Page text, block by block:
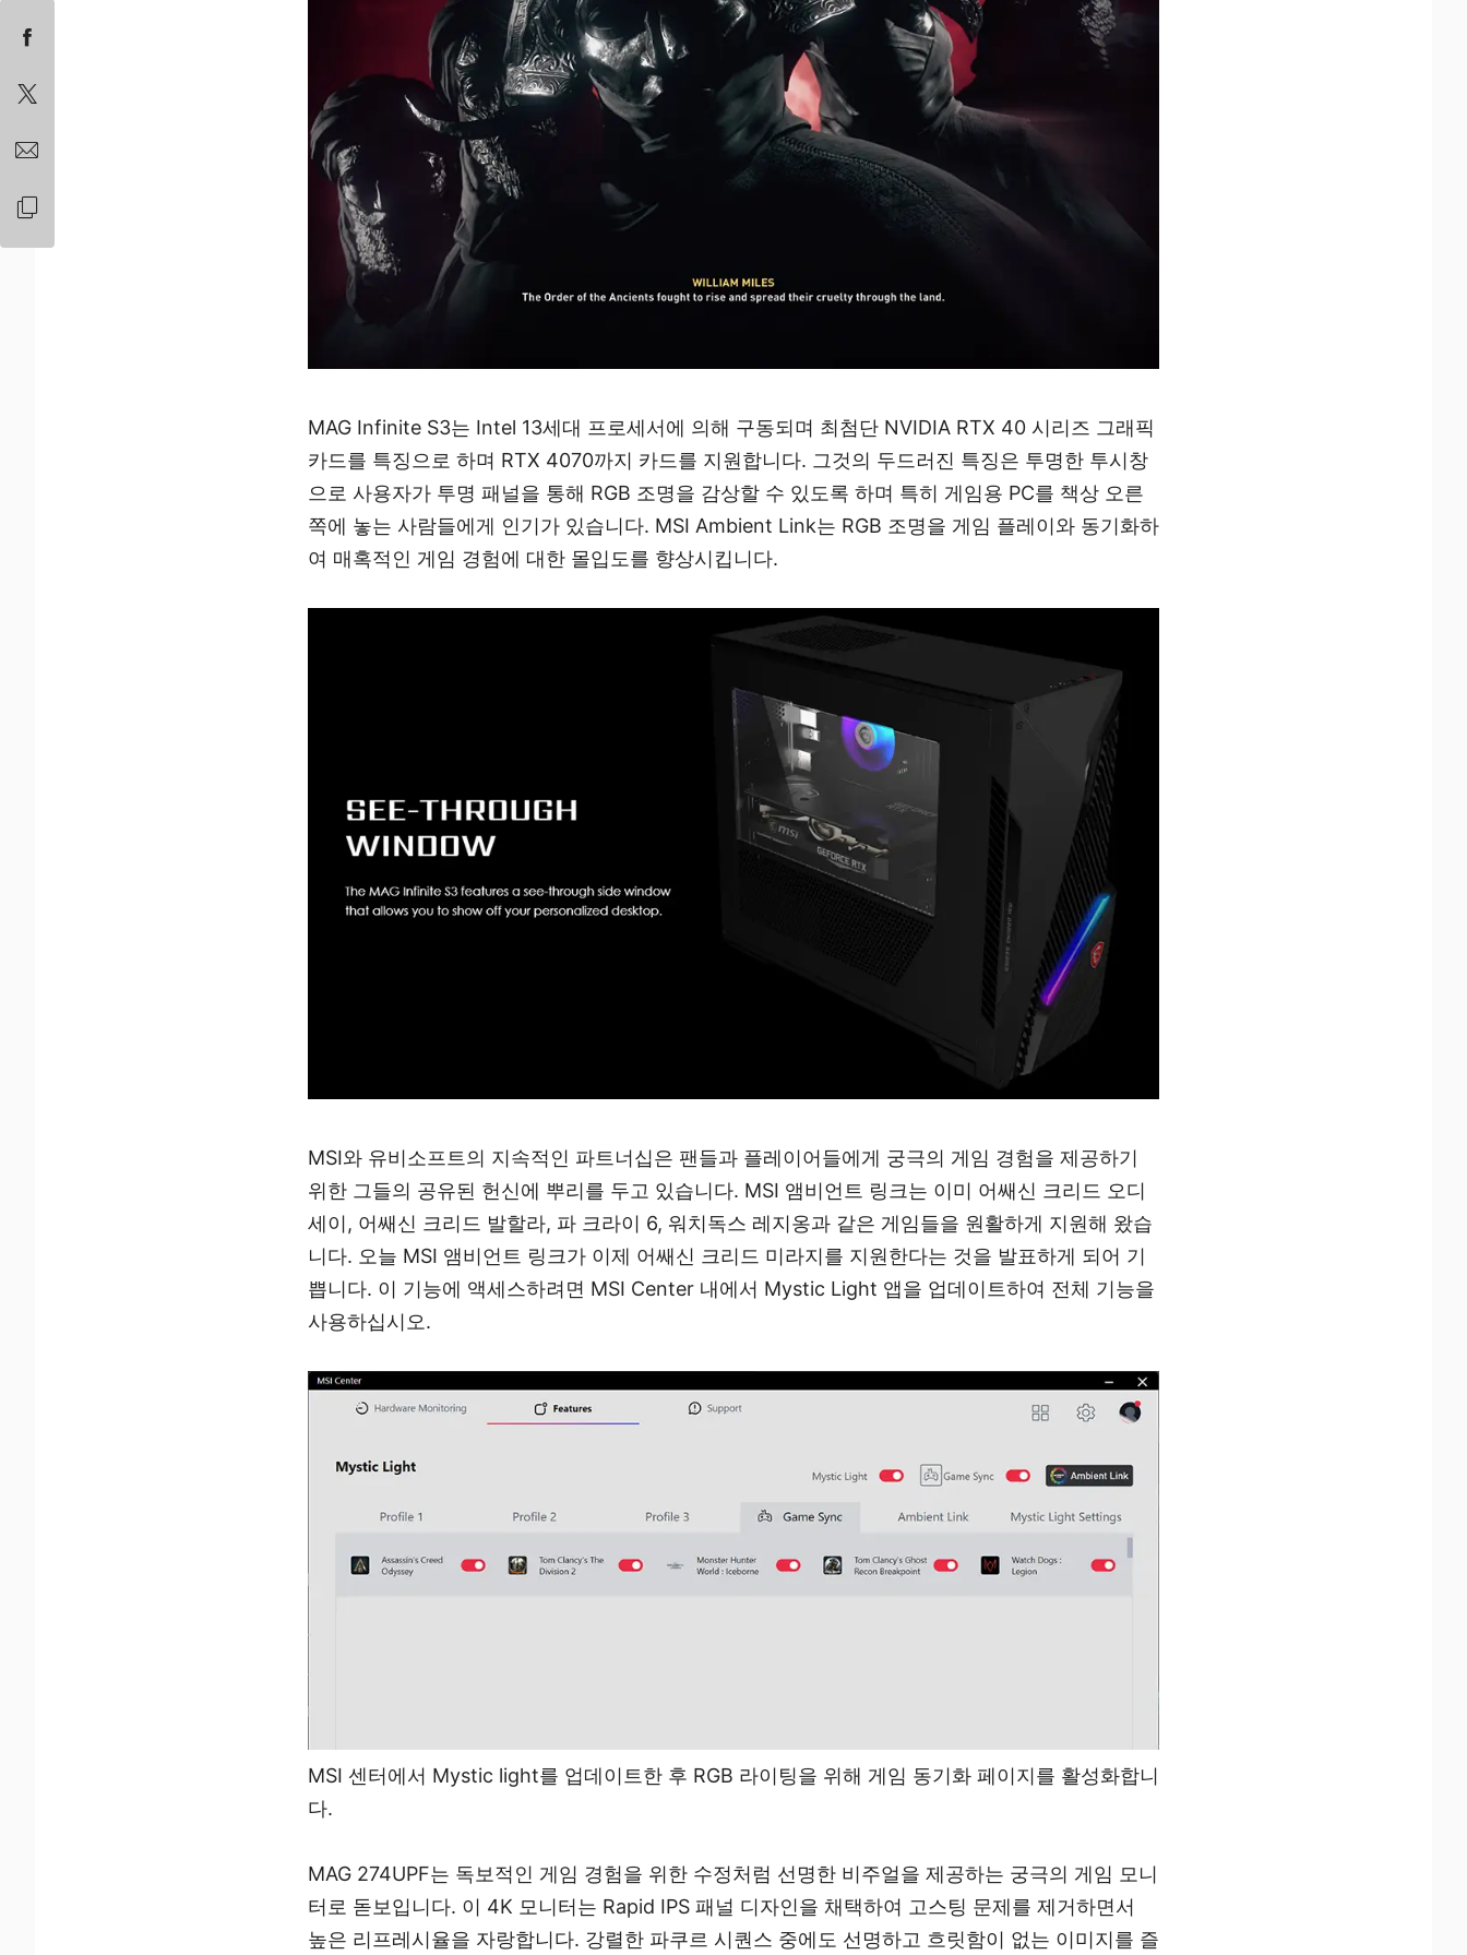
MAG Infinite S3는 Intel 13세대 프로세서에 의해 구동되며 최첨단 NVIDIA RTX 40 시리즈 그래픽
카드를 특징으로 하며 RTX 4070까지 카드를 지원합니다. 그것의 두드러진 특징은 투명한 투시창
으로 사용자가 투명 패널을 통해 RGB 조명을 감상할 수 있도록 하며 특히 게임용 PC를 책상 오른
쪽에 놓는 사람들에게 인기가 있습니다. MSI Ambient Link는 RGB 조명을 게임 플레이와 동기화하
여 매혹적인 게임 경험에 대한 몰입도를 향상시킵니다.
MSI와 유비소프트의 지속적인 파트너십은 팬들과 플레이어들에게 궁극의 게임 경험을 제공하기
위한 그들의 공유된 헌신에 뿌리를 두고 있습니다. MSI 앰비언트 링크는 이미 어쌔신 크리드 오디
세이, 어쌔신 크리드 발할라, 파 크라이 6, 워치독스 레지옹과 같은 게임들을 원활하게 지원해 왔습
니다. 오늘 MSI 앰비언트 링크가 이제 어쌔신 크리드 미라지를 지원한다는 것을 발표하게 되어 기
쁩니다. 이 기능에 액세스하려면 MSI Center 내에서 Mystic Light 앱을 업데이트하여 전체 기능을
사용하십시오.
MSI 센터에서 Mystic light를 업데이트한 후 RGB 라이팅을 위해 게임 동기화 페이지를 활성화합니
다.
MAG 274UPF는 독보적인 게임 경험을 위한 수정처럼 선명한 비주얼을 제공하는 궁극의 게임 모니
터로 돋보입니다. 이 4K 모니터는 Rapid IPS 패널 디자인을 채택하여 고스팅 문제를 제거하면서
높은 리프레시율을 자랑합니다. 강렬한 파쿠르 시퀀스 중에도 선명하고 흐릿함이 없는 이미지를 즐